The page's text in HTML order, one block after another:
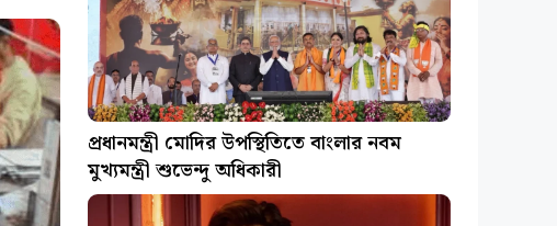
প্রধানমন্ত্রী মোদির উপস্থিতিতে বাংলার নবম
মুখ্যমন্ত্রী শুভেন্দু অধিকারী